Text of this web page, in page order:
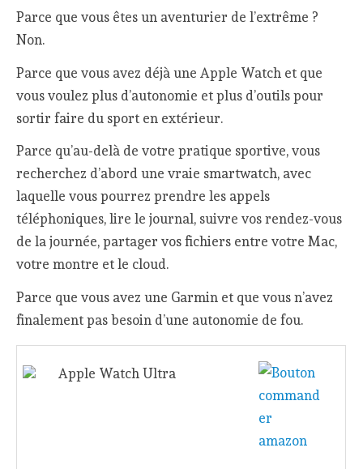
Parce que vous êtes un aventurier de l’extrême ?
Non.
Parce que vous avez déjà une Apple Watch et que
vous voulez plus d’autonomie et plus d’outils pour
sortir faire du sport en extérieur.
Parce qu’au-delà de votre pratique sportive, vous
recherchez d’abord une vraie smartwatch, avec
laquelle vous pourrez prendre les appels
téléphoniques, lire le journal, suivre vos rendez-vous
de la journée, partager vos fichiers entre votre Mac,
votre montre et le cloud.
Parce que vous avez une Garmin et que vous n’avez
finalement pas besoin d’une autonomie de fou.
Apple Watch Ultra